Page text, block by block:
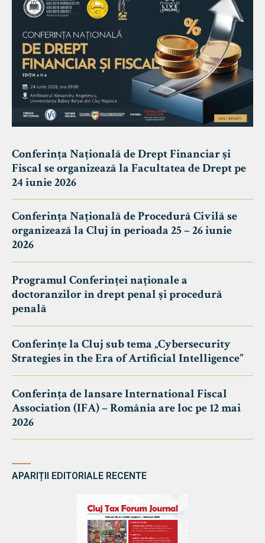
Conferința Națională de Drept Financiar și
Fiscal se organizează la Facultatea de Drept pe
24 iunie 2026
Conferința Națională de Procedură Civilă se
organizează la Cluj în perioada 25 – 26 iunie
2026
Programul Conferinței naționale a
doctoranzilor în drept penal și procedură
penală
Conferințe la Cluj sub tema „Cybersecurity
Strategies in the Era of Artificial Intelligence”
Conferința de lansare International Fiscal
Association (IFA) – România are loc pe 12 mai
2026
APARIȚII EDITORIALE RECENTE